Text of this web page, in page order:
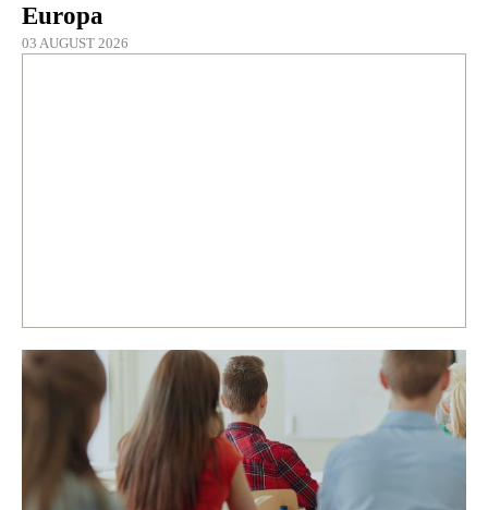
Europa
03 AUGUST 2026